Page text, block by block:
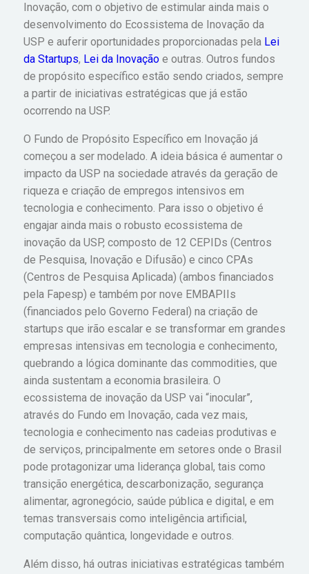
Inovação, com o objetivo de estimular ainda mais o
desenvolvimento do Ecossistema de Inovação da
USP e auferir oportunidades proporcionadas pela Lei
da Startups, Lei da Inovação e outras. Outros fundos
de propósito específico estão sendo criados, sempre
a partir de iniciativas estratégicas que já estão
ocorrendo na USP.
O Fundo de Propósito Específico em Inovação já
começou a ser modelado. A ideia básica é aumentar o
impacto da USP na sociedade através da geração de
riqueza e criação de empregos intensivos em
tecnologia e conhecimento. Para isso o objetivo é
engajar ainda mais o robusto ecossistema de
inovação da USP, composto de 12 CEPIDs (Centros
de Pesquisa, Inovação e Difusão) e cinco CPAs
(Centros de Pesquisa Aplicada) (ambos financiados
pela Fapesp) e também por nove EMBAPIIs
(financiados pelo Governo Federal) na criação de
startups que irão escalar e se transformar em grandes
empresas intensivas em tecnologia e conhecimento,
quebrando a lógica dominante das commodities, que
ainda sustentam a economia brasileira. O
ecossistema de inovação da USP vai “inocular”,
através do Fundo em Inovação, cada vez mais,
tecnologia e conhecimento nas cadeias produtivas e
de serviços, principalmente em setores onde o Brasil
pode protagonizar uma liderança global, tais como
transição energética, descarbonização, segurança
alimentar, agronegócio, saúde pública e digital, e em
temas transversais como inteligência artificial,
computação quântica, longevidade e outros.
Além disso, há outras iniciativas estratégicas também